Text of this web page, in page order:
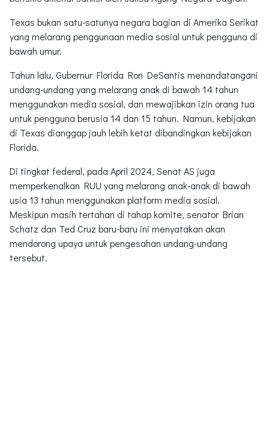
Texas bukan satu-satunya negara bagian di Amerika Serikat
yang melarang penggunaan media sosial untuk pengguna di
bawah umur.
Tahun lalu, Gubernur Florida Ron DeSantis menandatangani
undang-undang yang melarang anak di bawah 14 tahun
menggunakan media sosial, dan mewajibkan izin orang tua
untuk pengguna berusia 14 dan 15 tahun. Namun, kebijakan
di Texas dianggap jauh lebih ketat dibandingkan kebijakan
Florida.
Di tingkat federal, pada April 2024, Senat AS juga
memperkenalkan RUU yang melarang anak-anak di bawah
usia 13 tahun menggunakan platform media sosial.
Meskipun masih tertahan di tahap komite, senator Brian
Schatz dan Ted Cruz baru-baru ini menyatakan akan
mendorong upaya untuk pengesahan undang-undang
tersebut.